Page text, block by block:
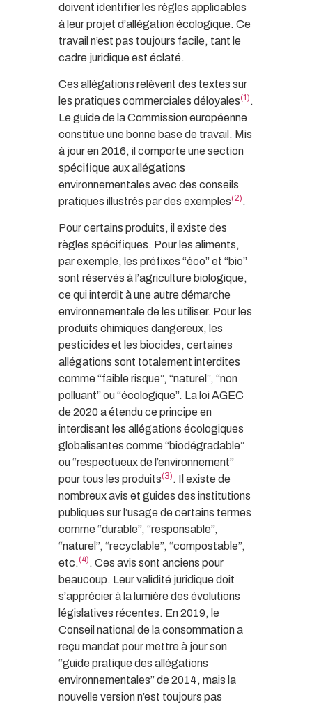
doivent identifier les règles applicables
à leur projet d’allégation écologique. Ce
travail n’est pas toujours facile, tant le
cadre juridique est éclaté.
Ces allégations relèvent des textes sur
les pratiques commerciales déloyales(1) .
Le guide de la Commission européenne
constitue une bonne base de travail. Mis
à jour en 2016, il comporte une section
spécifique aux allégations
environnementales avec des conseils
pratiques illustrés par des exemples(2) .
Pour certains produits, il existe des
règles spécifiques. Pour les aliments,
par exemple, les préfixes “éco” et “bio”
sont réservés à l’agriculture biologique,
ce qui interdit à une autre démarche
environnementale de les utiliser. Pour les
produits chimiques dangereux, les
pesticides et les biocides, certaines
allégations sont totalement interdites
comme “faible risque”, “naturel”, “non
polluant” ou “écologique”. La loi AGEC
de 2020 a étendu ce principe en
interdisant les allégations écologiques
globalisantes comme “biodégradable”
ou “respectueux de l’environnement”
pour tous les produits(3). Il existe de
nombreux avis et guides des institutions
publiques sur l’usage de certains termes
comme “durable”, “responsable”,
“naturel”, “recyclable”, “compostable”,
etc.(4). Ces avis sont anciens pour
beaucoup. Leur validité juridique doit
s’apprécier à la lumière des évolutions
législatives récentes. En 2019, le
Conseil national de la consommation a
reçu mandat pour mettre à jour son
“guide pratique des allégations
environnementales” de 2014, mais la
nouvelle version n’est toujours pas